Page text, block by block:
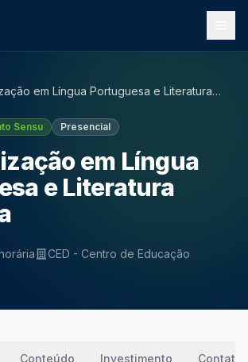
em Língua Portuguesa e Literatura
Sensu Presencial
em Língua
e Literatura
CED - Centro de Educação
Conteúdo Investimento Contato